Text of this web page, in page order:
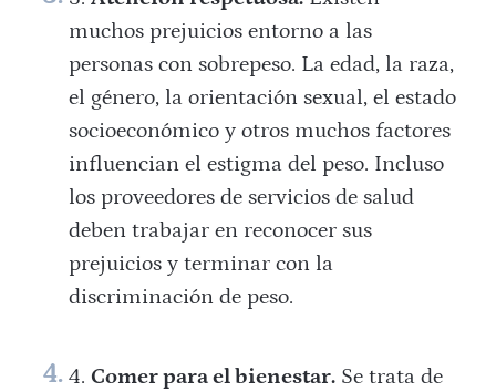
muchos prejuicios entorno a las
personas con sobrepeso. La edad, la raza,
el género, la orientación sexual, el estado
socioeconómico y otros muchos factores
influencian el estigma del peso. Incluso
los proveedores de servicios de salud
deben trabajar en reconocer sus
prejuicios y terminar con la
discriminación de peso.
Comer para el bienestar.Se trata de